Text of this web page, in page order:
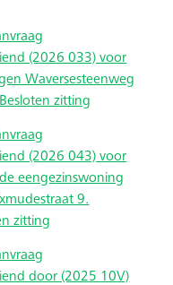
(2026 033) voor
Waversesteenweg
zitting
(2026 043) voor
eengezinswoning
9.
zitting
door (2025 10V)